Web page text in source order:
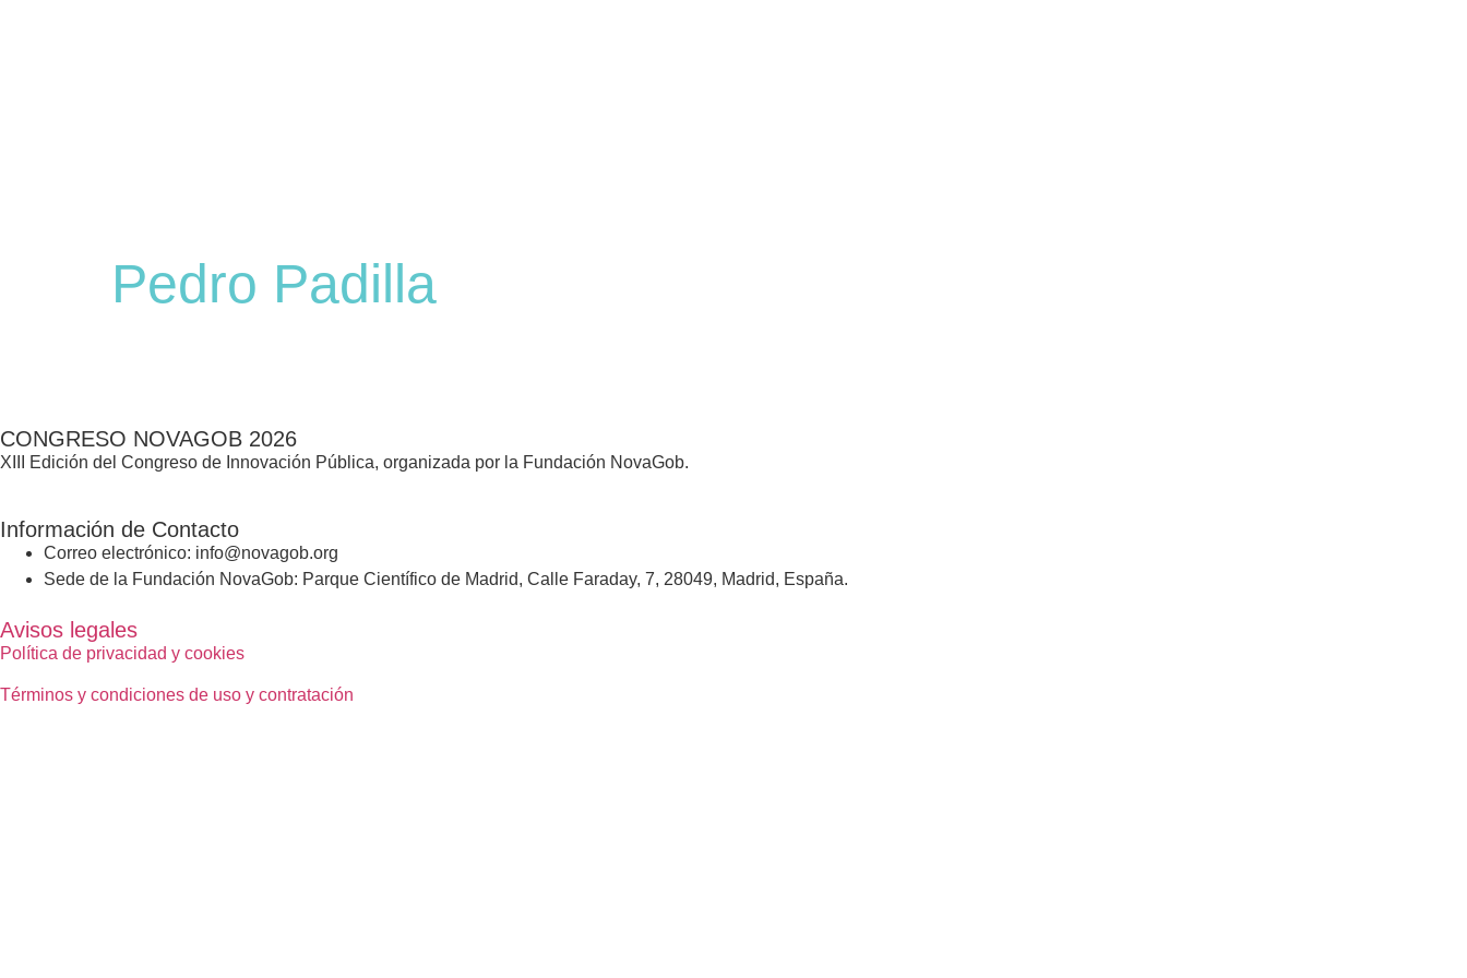
Pedro Padilla
CONGRESO NOVAGOB 2026
XIII Edición del Congreso de Innovación Pública, organizada por la Fundación NovaGob.
Información de Contacto
Correo electrónico: info@novagob.org
Sede de la Fundación NovaGob: Parque Científico de Madrid, Calle Faraday, 7, 28049, Madrid, España.
Avisos legales
Política de privacidad y cookies
Términos y condiciones de uso y contratación